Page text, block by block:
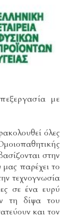
με
όλες
στην
παρέχει το
τεχνογνωσία
σε ένα ευρύ
τη δίψα του
και τον